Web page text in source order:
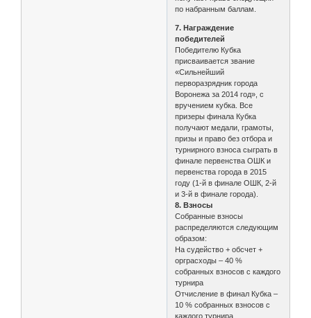
по набранным баллам.
7. Награждение
победителей
Победителю Кубка
присваивается звание
«Сильнейший
перворазрядник города
Воронежа за 2014 год», с
вручением кубка. Все
призеры финала Кубка
получают медали, грамоты,
призы и право без отбора и
турнирного взноса сыграть в
финале первенства ОШК и
первенства города в 2015
году (1-й в финале ОШК, 2-й
и 3-й в финале города).
8. Взносы
Собранные взносы
распределяются следующим
образом:
На судейство + обсчет +
орграсходы – 40 %
собранных взносов с каждого
турнира
Отчисление в финал Кубка –
10 % собранных взносов с
каждого турнира